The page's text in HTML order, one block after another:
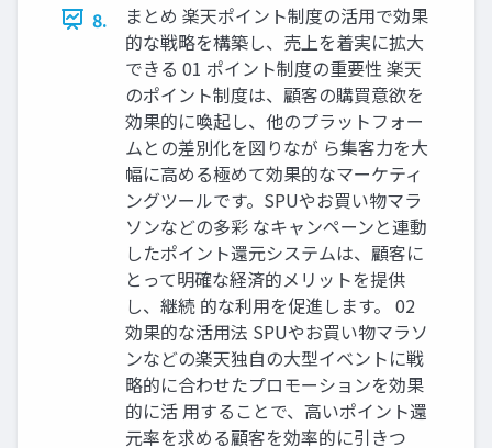
8.
まとめ 楽天ポイント制度の活用で効果
的な戦略を構築し、売上を着実に拡大
できる 01 ポイント制度の重要性 楽天
のポイント制度は、顧客の購買意欲を
効果的に喚起し、他のプラットフォー
ムとの差別化を図りなが ら集客力を大
幅に高める極めて効果的なマーケティ
ングツールです。SPUやお買い物マラ
ソンなどの多彩 なキャンペーンと連動
したポイント還元システムは、顧客に
とって明確な経済的メリットを提供
し、継続 的な利用を促進します。 02
効果的な活用法 SPUやお買い物マラソ
ンなどの楽天独自の大型イベントに戦
略的に合わせたプロモーションを効果
的に活 用することで、高いポイント還
元率を求める顧客を効率的に引きつ